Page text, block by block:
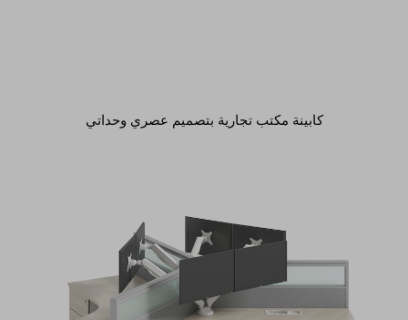
كابينة مكتب تجارية بتصميم عصري وحداتي